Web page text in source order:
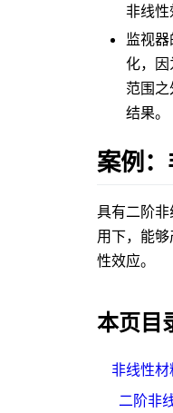
非线性
监视
化，
范围
结果。
案例
具有二阶
用下，能
性效应。
本页目
非线性材
二阶非